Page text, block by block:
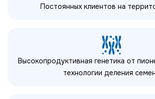
Постоянных клиентов на
Высокопродуктивная генетика от
технологии деления